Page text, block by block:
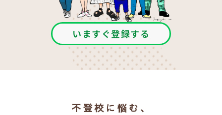
いますぐ登録する
不登校に悩む、